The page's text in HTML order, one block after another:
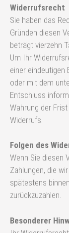
Widerrufsrecht
Sie haben das
Gründen diesen
beträgt vierzehn
Um Ihr
einer eindeutigen
oder mit dem
Entschluss
Wahrung der
Widerrufs.
Folgen des
Wenn Sie diesen
Zahlungen, die
spätestens
zurückzuzahlen.
Besonderer